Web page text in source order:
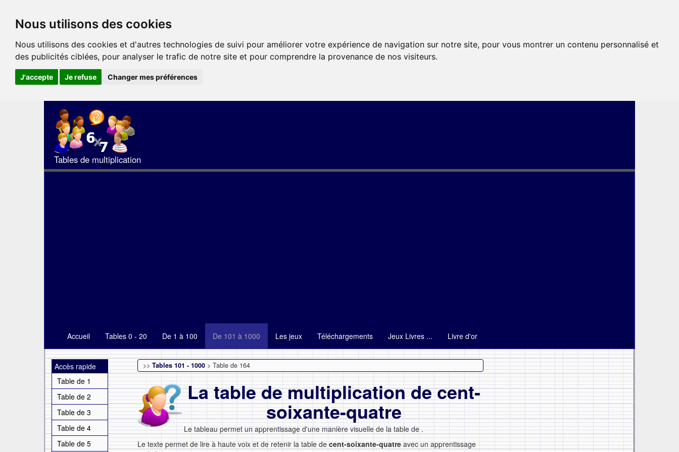
Nous utilisons des cookies
Nous utilisons des cookies et d'autres technologies de suivi pour améliorer votre expérience de navigation sur notre site, pour vous montrer un contenu personnalisé et
des publicités ciblées, pour analyser le trafic de notre site et pour comprendre la provenance de nos visiteurs.
J'accepte Je refuse Changer mes préférences
Tables de multiplication
Accueil Tables 0 - 20 De 1 à 100 De 101 à 1000 Les jeux Téléchargements Jeux Livres ... Livre d'or
Accès rapide
Table de 1
Table de 2
Table de 3
Table de 4
Table de 5
>> Tables 101 - 1000 > Table de 164
La table de multiplication de cent-
soixante-quatre
Le tableau permet un apprentissage d'une manière visuelle de la table de .
Le texte permet de lire à haute voix et de retenir la table de cent-soixante-quatre avec un apprentissage